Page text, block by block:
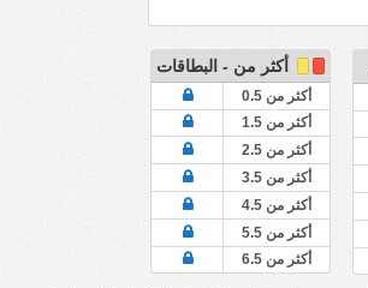
أكثر من - البطاقات
أكثر من 0.5
أكثر من 1.5
أكثر من 2.5
أكثر من 3.5
أكثر من 4.5
أكثر من 5.5
أكثر من 6.5